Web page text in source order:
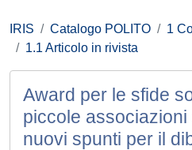
IRIS Catalogo POLITO
1
1.1 Articolo in rivista
Award per le sfide
piccole
nuovi spunti per il